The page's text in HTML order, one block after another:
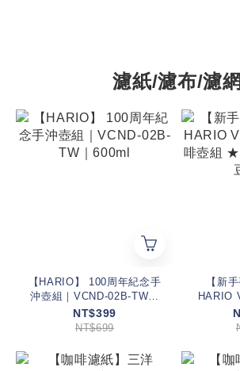
濾紙/濾布/濾網
【HARIO】 100周年紀念手
沖壺組｜VCND-02B-TW｜
600ml
NT$399
NT$699
【新
HARIO
啡壺組